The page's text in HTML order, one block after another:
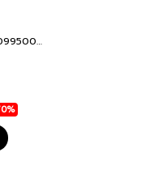
Nixon KENSINGTON รุ่น NXA0995003-00 นาฬิกาข้อมือผู้หญิง All white หน้าปัด 37 มม.